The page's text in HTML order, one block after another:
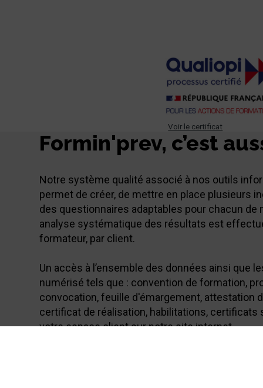
Voir le certificat
Formin'prev, c’est
Notre système qualité associé à nos outils
permet de créer, de mettre en place plusieurs
des questionnaires adaptables pour chacun de
analyse systématique des résultats est
formateur, par client.
Un accès à l’ensemble des données ainsi que
numérisé tels que : convention de formation,
convocation, feuille d'émargement, attestation
certificat de réalisation, habilitations, certificats
votre espace client sur notre site internet.